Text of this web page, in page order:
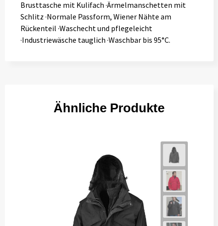
Brusttasche mit Kulifach ·Ärmelmanschetten mit
Schlitz ·Normale Passform, Wiener Nähte am
Rückenteil ·Waschecht und pflegeleicht
·Industriewäsche tauglich ·Waschbar bis 95°C.
Ähnliche Produkte